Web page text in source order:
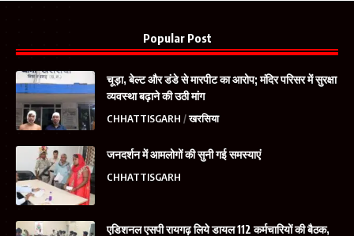
Popular Post
चूड़ा, बेल्ट और डंडे से मारपीट का आरोप; मंदिर परिसर में सुरक्षा
व्यवस्था बढ़ाने की उठी मांग
CHHATTISGARH खरसिया
जनदर्शन में आमलोगों की सुनी गई समस्याएं
CHHATTISGARH
एडिशनल एसपी रायगढ़ लिये डायल 112 कर्मचारियों की बैठक,